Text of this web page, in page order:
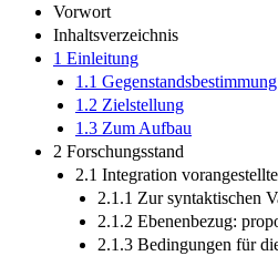
Vorwort
Inhaltsverzeichnis
1 Einleitung
1.1
1.2 Zielstellung
1.3 Zum Aufbau
2 Forschungsstand
2.1 Integration
2.1.1 Zur syntaktischen
2.1.2 Ebenenbezug:
2.1.3 Bedingungen für